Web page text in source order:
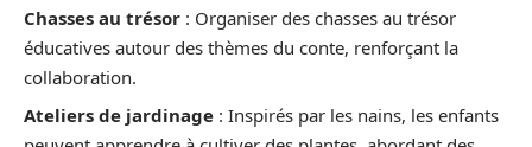
Chasses au trésor : Organiser des chasses au trésor
éducatives autour des thèmes du conte, renforçant la
collaboration.
Ateliers de jardinage : Inspirés par les nains, les enfants